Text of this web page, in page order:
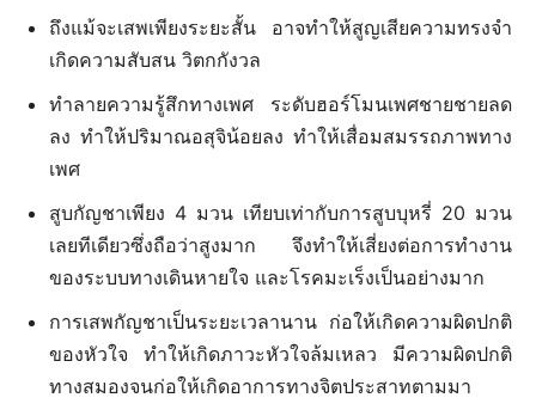
ถึงแม้จะเสพเพียงระยะสั้น อาจทำให้สูญเสียความทรงจำ
เกิดความสับสน วิตกกังวล
ทำลายความรู้สึกทางเพศ ระดับฮอร์โมนเพศชายชายลด
ลง ทำให้ปริมาณอสุจิน้อยลง ทำให้เสื่อมสมรรถภาพทาง
เพศ
สูบกัญชาเพียง 4 มวน เทียบเท่ากับการสูบบุหรี่ 20 มวน
เลยทีเดียวซึ่งถือว่าสูงมาก จึงทำให้เสี่ยงต่อการทำงาน
ของระบบทางเดินหายใจ และโรคมะเร็งเป็นอย่างมาก
การเสพกัญชาเป็นระยะเวลานาน ก่อให้เกิดความผิดปกติ
ของหัวใจ ทำให้เกิดภาวะหัวใจล้มเหลว มีความผิดปกติ
ทางสมองจนก่อให้เกิดอาการทางจิตประสาทตามมา